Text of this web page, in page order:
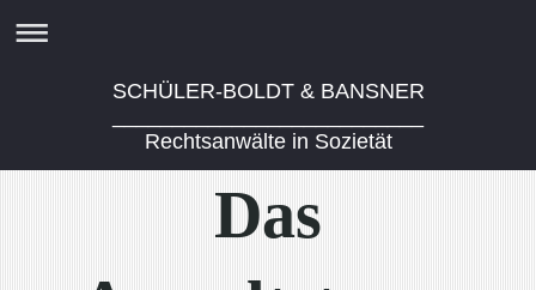
SCHÜLER-BOLDT & BANSNER
Rechtsanwälte in Sozietät
Das